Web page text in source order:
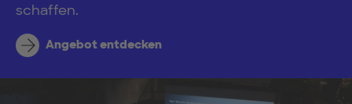
schaffen.
Angebot entdecken